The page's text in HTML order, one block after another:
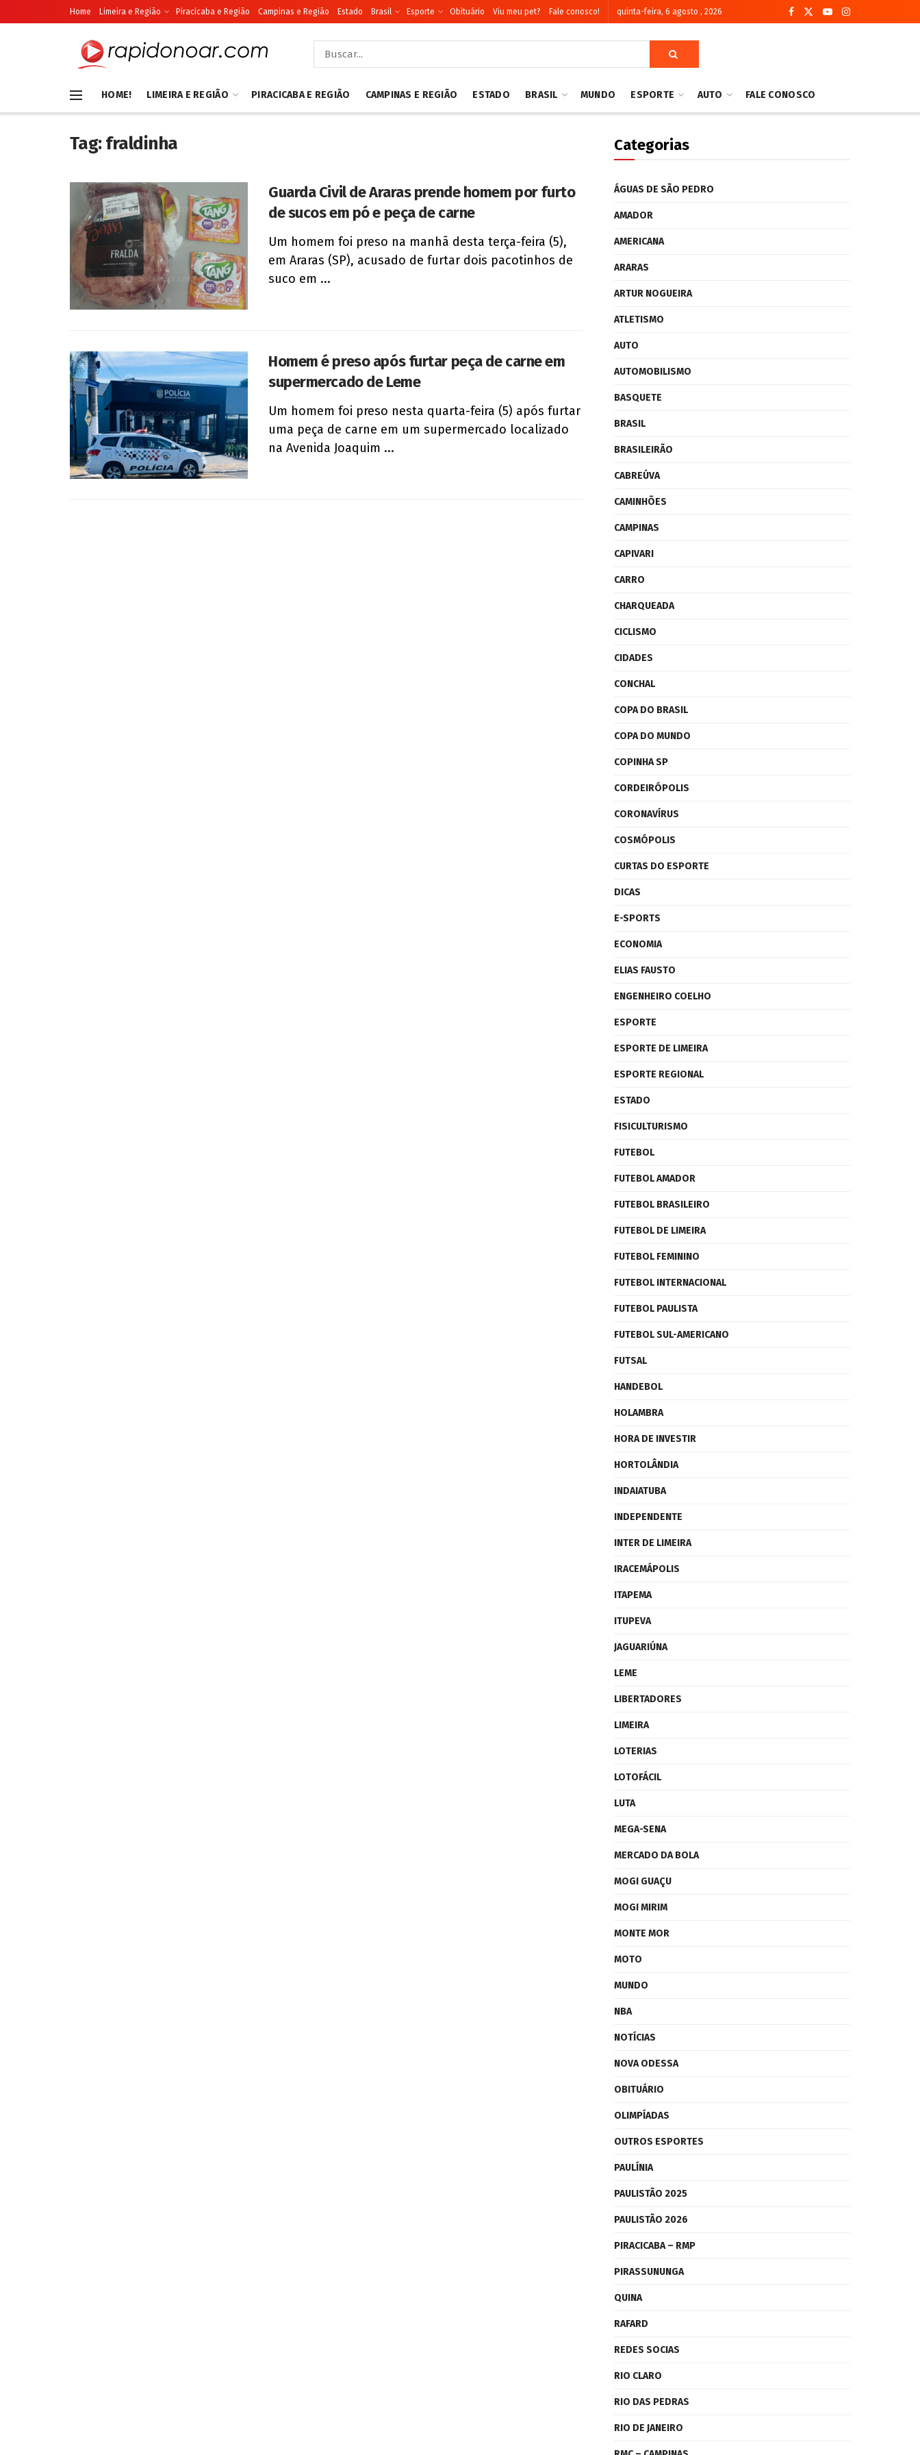
Home Limeira e Região Piracicaba e Região Campinas e Região Estado Brasil Esporte Obituário Viu meu pet? Fale conosco! quinta-feira, 6 agosto , 2026
HOME! LIMEIRA E REGIÃO PIRACICABA E REGIÃO CAMPINAS E REGIÃO ESTADO BRASIL MUNDO ESPORTE AUTO FALE CONOSCO
Tag:fraldinha
Guarda Civil de Araras prende homem por furto
de sucos em pó e peça de carne
Um homem foi preso na manhã desta terça-feira (5),
em Araras (SP), acusado de furtar dois pacotinhos de
suco em ...
Homem é preso após furtar peça de carne em
supermercado de Leme
Um homem foi preso nesta quarta-feira (5) após furtar
uma peça de carne em um supermercado localizado
na Avenida Joaquim ...
Categorias
ÁGUAS DE SÃO PEDRO
AMADOR
AMERICANA
ARARAS
ARTUR NOGUEIRA
ATLETISMO
AUTO
AUTOMOBILISMO
BASQUETE
BRASIL
BRASILEIRÃO
CABREÚVA
CAMINHÕES
CAMPINAS
CAPIVARI
CARRO
CHARQUEADA
CICLISMO
CIDADES
CONCHAL
COPA DO BRASIL
COPA DO MUNDO
COPINHA SP
CORDEIRÓPOLIS
CORONAVÍRUS
COSMÓPOLIS
CURTAS DO ESPORTE
DICAS
E-SPORTS
ECONOMIA
ELIAS FAUSTO
ENGENHEIRO COELHO
ESPORTE
ESPORTE DE LIMEIRA
ESPORTE REGIONAL
ESTADO
FISICULTURISMO
FUTEBOL
FUTEBOL AMADOR
FUTEBOL BRASILEIRO
FUTEBOL DE LIMEIRA
FUTEBOL FEMININO
FUTEBOL INTERNACIONAL
FUTEBOL PAULISTA
FUTEBOL SUL-AMERICANO
FUTSAL
HANDEBOL
HOLAMBRA
HORA DE INVESTIR
HORTOLÂNDIA
INDAIATUBA
INDEPENDENTE
INTER DE LIMEIRA
IRACEMÁPOLIS
ITAPEMA
ITUPEVA
JAGUARIÚNA
LEME
LIBERTADORES
LIMEIRA
LOTERIAS
LOTOFÁCIL
LUTA
MEGA-SENA
MERCADO DA BOLA
MOGI GUAÇU
MOGI MIRIM
MONTE MOR
MOTO
MUNDO
NBA
NOTÍCIAS
NOVA ODESSA
OBITUÁRIO
OLIMPÍADAS
OUTROS ESPORTES
PAULÍNIA
PAULISTÃO 2025
PAULISTÃO 2026
PIRACICABA – RMP
PIRASSUNUNGA
QUINA
RAFARD
REDES SOCIAS
RIO CLARO
RIO DAS PEDRAS
RIO DE JANEIRO